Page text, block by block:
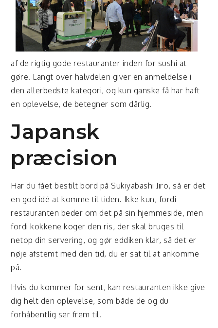
af de rigtig gode restauranter inden for sushi at
gøre. Langt over halvdelen giver en anmeldelse i
den allerbedste kategori, og kun ganske få har haft
en oplevelse, de betegner som dårlig.
Japansk
præcision
Har du fået bestilt bord på Sukiyabashi Jiro, så er det
en god idé at komme til tiden. Ikke kun, fordi
restauranten beder om det på sin hjemmeside, men
fordi kokkene koger den ris, der skal bruges til
netop din servering, og gør eddiken klar, så det er
nøje afstemt med den tid, du er sat til at ankomme
på.
Hvis du kommer for sent, kan restauranten ikke give
dig helt den oplevelse, som både de og du
forhåbentlig ser frem til.